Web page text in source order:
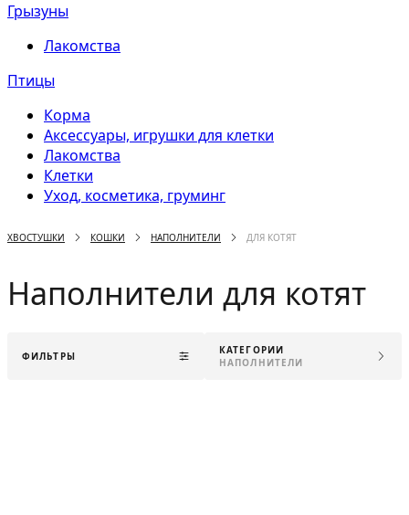
Грызуны
Лакомства
Птицы
Корма
Аксессуары, игрушки для клетки
Лакомства
Клетки
Уход, косметика, груминг
ХВОСТУШКИ КОШКИ НАПОЛНИТЕЛИ ДЛЯ КОТЯТ
Наполнители для котят
ФИЛЬТРЫ
КАТЕГОРИИ
НАПОЛНИТЕЛИ